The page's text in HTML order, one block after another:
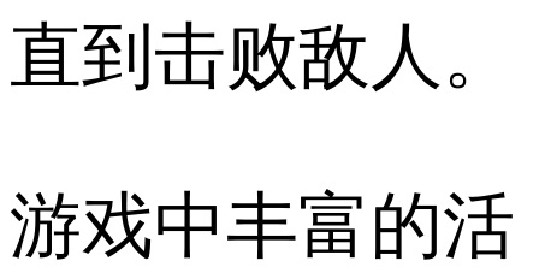
直到击败敌人。
游戏中丰富的活